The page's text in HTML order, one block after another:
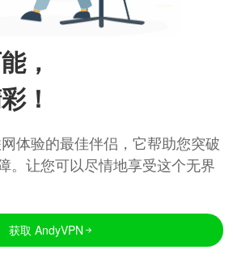
，
！
体验的最佳伴侣，它帮助您突破
。让您可以尽情地享受这个无界
获取 AndyVPN